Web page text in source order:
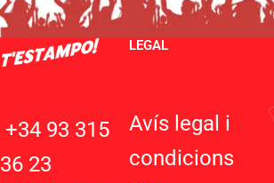
+34 93 315
36 23
LEGAL
Avís legal i
condicions